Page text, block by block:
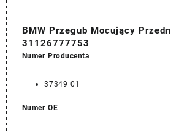
BMW Przegub Mocujący
31126777753
Numer Producenta
37349 01
Numer OE